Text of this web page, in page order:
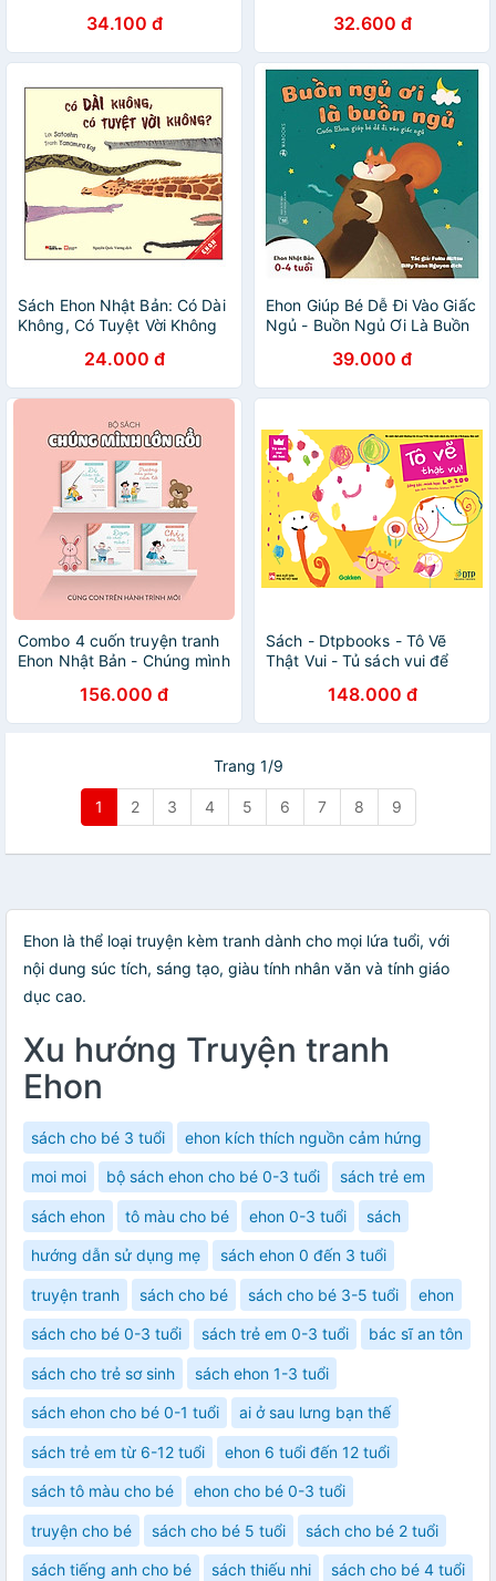
34.100 đ 32.600 đ
Sách Ehon Nhật Bản: Có Dài
Không, Có Tuyệt Vời Không
24.000 đ
Ehon Giúp Bé Dễ Đi Vào Giấc
Ngủ - Buồn Ngủ Ơi Là Buồn
39.000 đ
Combo 4 cuốn truyện tranh
Ehon Nhật Bản - Chúng mình
Trường mẫu giáo của tớ,
Dọn đồ chơi nào, Chị và em
156.000 đ
Sách - Dtpbooks - Tô Vẽ
Thật Vui - Tủ sách vui để
148.000 đ
Trang 1/9
1 2 3 4 5 6 7 8 9
Ehon là thể loại truyện kèm tranh dành cho mọi lứa tuổi, với
nội dung súc tích, sáng tạo, giàu tính nhân văn và tính giáo
dục cao.
Xu hướng Truyện tranh
Ehon
sách cho bé 3 tuổi ehon kích thích nguồn cảm hứng
moi moi bộ sách ehon cho bé 0-3 tuổi sách trẻ em
sách ehon tô màu cho bé ehon 0-3 tuổi sách
hướng dẫn sử dụng mẹ sách ehon 0 đến 3 tuổi
truyện tranh sách cho bé sách cho bé 3-5 tuổi ehon
sách cho bé 0-3 tuổi sách trẻ em 0-3 tuổi bác sĩ an tôn
sách cho trẻ sơ sinh sách ehon 1-3 tuổi
sách ehon cho bé 0-1 tuổi ai ở sau lưng bạn thế
sách trẻ em từ 6-12 tuổi ehon 6 tuổi đến 12 tuổi
sách tô màu cho bé ehon cho bé 0-3 tuổi
truyện cho bé sách cho bé 5 tuổi sách cho bé 2 tuổi
sách tiếng anh cho bé sách thiếu nhi sách cho bé 4 tuổi